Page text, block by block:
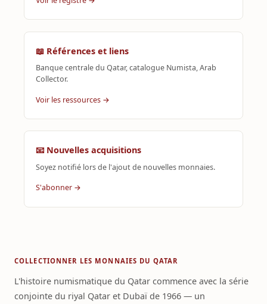
📖 Références et liens
Banque centrale du Qatar, catalogue Numista, Arab
Collector.
Voir les ressources →
📧 Nouvelles acquisitions
Soyez notifié lors de l'ajout de nouvelles monnaies.
S'abonner →
COLLECTIONNER LES MONNAIES DU QATAR
L'histoire numismatique du Qatar commence avec la série
conjointe du riyal Qatar et Dubaï de 1966 — un